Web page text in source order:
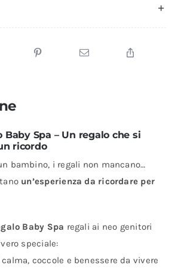
Baby Spa – Un regalo che si
ricordo
bambino, i regali non mancano…
un’esperienza da ricordare per
Baby Spa regali ai neo genitori
speciale:
coccole e benessere da vivere